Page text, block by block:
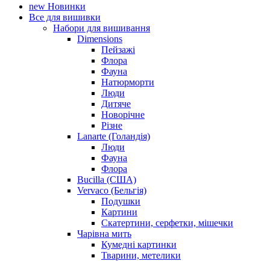
new Новинки
Все для вишивки
Набори для вишивання
Dimensions
Пейзажі
Флора
Фауна
Натюрморти
Люди
Дитяче
Новорічне
Різне
Lanarte (Голандія)
Люди
Фауна
Флора
Bucilla (США)
Vervaco (Бельгія)
Подушки
Картини
Скатертини, серфетки, мішечки
Чарiвна мить
Кумедні картинки
Тварини, метелики